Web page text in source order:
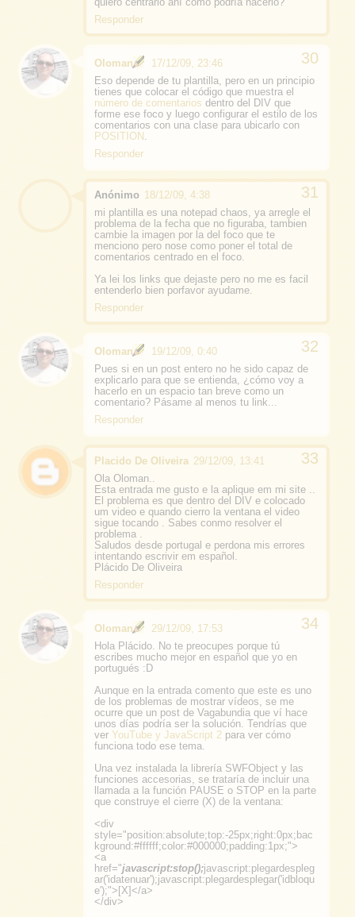
Responder
Oloman
17/12/09, 23:46
Eso depende de tu plantilla, pero en un principio
tienes que colocar el código que muestra el
número de comentarios dentro del DIV que
forme ese foco y luego configurar el estilo de los
comentarios con una clase para ubicarlo con
POSITION .
Responder
Anónimo 18/12/09, 4:38
mi plantilla es una notepad chaos, ya arregle el
problema de la fecha que no figuraba, tambien
cambie la imagen por la del foco que te
menciono pero nose como poner el total de
comentarios centrado en el foco.
Ya lei los links que dejaste pero no me es facil
entenderlo bien porfavor ayudame.
Responder
Oloman
19/12/09, 0:40
Pues si en un post entero no he sido capaz de
explicarlo para que se entienda, ¿cómo voy a
hacerlo en un espacio tan breve como un
comentario? Pásame al menos tu link...
Responder
Placido De Oliveira 29/12/09, 13:41
Ola Oloman..
Esta entrada me gusto e la aplique em mi site ..
El problema es que dentro del DIV e colocado
um video e quando cierro la ventana el video
sigue tocando . Sabes conmo resolver el
problema .
Saludos desde portugal e perdona mis errores
intentando escrivir em español.
Plácido De Oliveira
Responder
Oloman
29/12/09, 17:53
Hola Plácido. No te preocupes porque tú
escribes mucho mejor en español que yo en
portugués :D
Aunque en la entrada comento que este es uno
de los problemas de mostrar vídeos, se me
ocurre que un post de Vagabundia que ví hace
unos días podría ser la solución. Tendrías que
ver YouTube y JavaScript 2 para ver cómo
funciona todo ese tema.
Una vez instalada la librería SWFObject y las
funciones accesorias, se trataría de incluir una
llamada a la función PAUSE o STOP en la parte
que construye el cierre (X) de la ventana:
<div
style="position:absolute;top:-25px;right:0px;bac
kground:#ffffff;color:#000000;padding:1px;">
<a
href="javascript:stop();javascript:plegardespleg
ar('idatenuar');javascript:plegardesplegar('idbloqu
e');">[X]</a>
</div>